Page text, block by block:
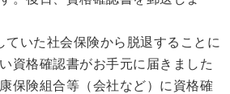
ていた社会保険から脱退することに
資格確認書がお手元に届きました
保険組合等（会社など）に資格確